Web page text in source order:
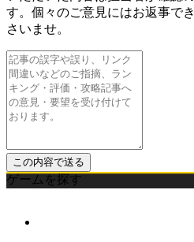
す。個々のご意見にはお返事で
さいませ。
ゲームを探す